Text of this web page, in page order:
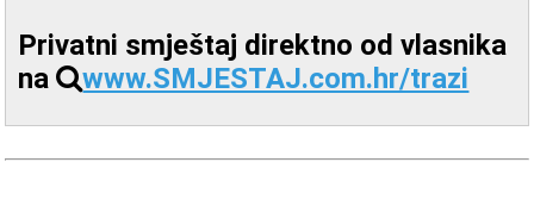
Privatni smještaj direktno od vlasnika
na
www.SMJESTAJ.com.hr/trazi